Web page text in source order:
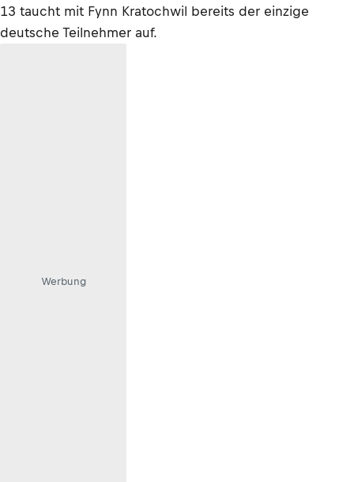
13 taucht mit Fynn Kratochwil bereits der einzige
deutsche Teilnehmer auf.
Werbung